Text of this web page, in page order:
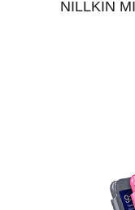
NILLKIN